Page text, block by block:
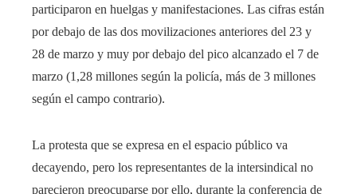
participaron en huelgas y manifestaciones. Las cifras están
por debajo de las dos movilizaciones anteriores del 23 y
28 de marzo y muy por debajo del pico alcanzado el 7 de
marzo (1,28 millones según la policía, más de 3 millones
según el campo contrario).
La protesta que se expresa en el espacio público va
decayendo, pero los representantes de la intersindical no
parecieron preocuparse por ello, durante la conferencia de